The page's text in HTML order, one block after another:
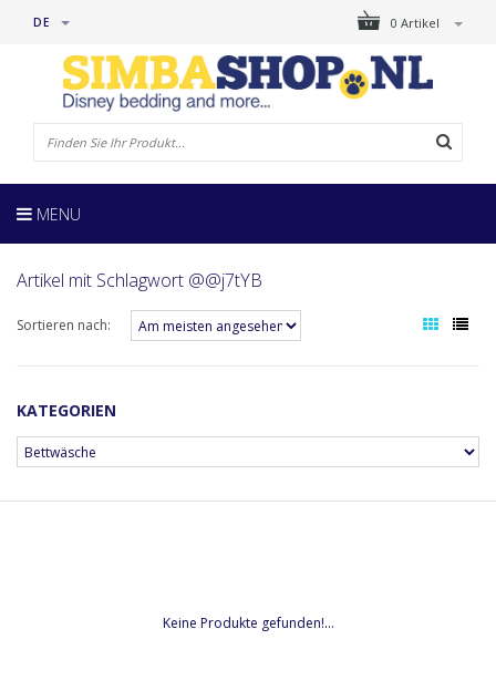
0 Artikel
DE
MENU
Artikel mit Schlagwort @@j7tYB
Sortieren nach:
KATEGORIEN
Keine Produkte gefunden!...